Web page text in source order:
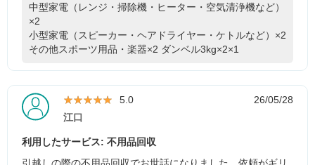
中型家電（レンジ・掃除機・ヒーター・空気清浄機など）
×2
小型家電（スピーカー・ヘアドライヤー・ケトルなど）×2
その他スポーツ用品・楽器×2 ダンベル3kg×2×1
★★★★★
★★★★★ 5.0
26/05/28
江口
利用したサービス: 不用品回収